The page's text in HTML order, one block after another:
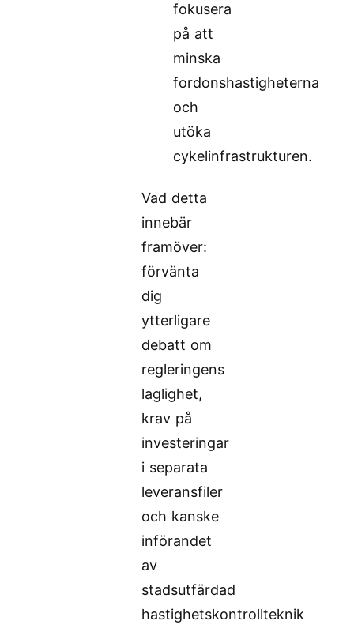
fokusera
på att
minska
fordonshastigheterna
och
utöka
cykelinfrastrukturen.
Vad detta
innebär
framöver:
förvänta
dig
ytterligare
debatt om
regleringens
laglighet,
krav på
investeringar
i separata
leveransfiler
och kanske
införandet
av
stadsutfärdad
hastighetskontrollteknik